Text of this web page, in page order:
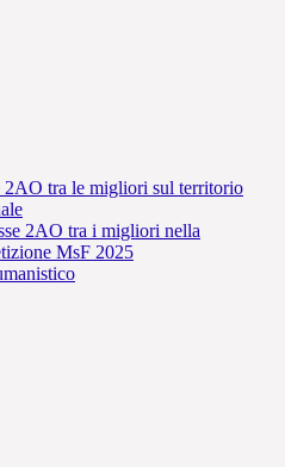
2AO tra le migliori sul territorio
2AO tra i migliori nella
MsF 2025